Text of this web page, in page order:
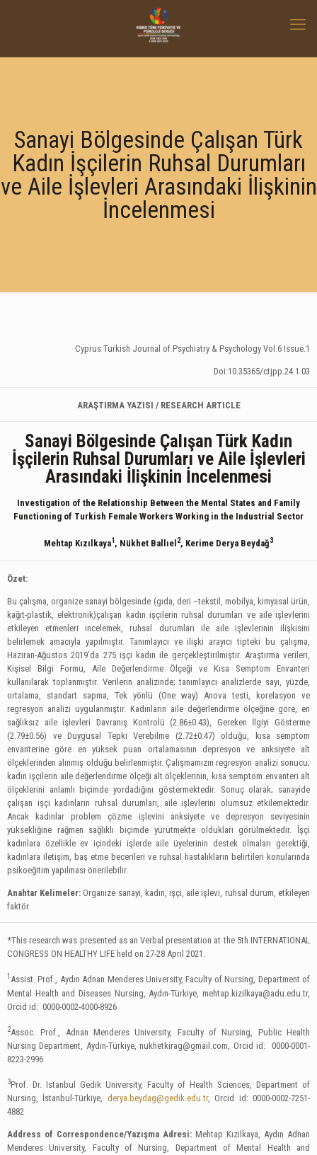
Sanayi Bölgesinde Çalışan Türk
Kadın İşçilerin Ruhsal Durumları
ve Aile İşlevleri Arasındaki İlişkinin
İncelenmesi
Cyprus Turkish Journal of Psychiatry & Psychology Vol.6 Issue.1
Doi:10.35365/ctjpp.24.1.03
ARAŞTIRMA YAZISI / RESEARCH ARTICLE
Sanayi Bölgesinde Çalışan Türk Kadın
İşçilerin Ruhsal Durumları ve Aile İşlevleri
Arasındaki İlişkinin İncelenmesi
Investigation of the Relationship Between the Mental States and Family
Functioning of Turkish Female Workers Working in the Industrial Sector
Mehtap Kızılkaya1, Nükhet Ballıel 2, Kerime Derya Beydağ3
Özet:
Bu çalışma, organize sanayi bölgesinde (gıda, deri –tekstil, mobilya, kimyasal ürün,
kağıt-plastik, elektronik)çalışan kadın işçilerin ruhsal durumları ve aile işlevlerini
etkileyen etmenleri incelemek, ruhsal durumları ile aile işlevlerinin ilişkisini
belirlemek amacıyla yapılmıştır. Tanımlayıcı ve ilişki arayıcı tipteki bu çalışma,
Haziran-Ağustos 2019’da 275 işçi kadın ile gerçekleştirilmiştir. Araştırma verileri,
Kişisel Bilgi Formu, Aile Değerlendirme Ölçeği ve Kısa Semptom Envanteri
kullanılarak toplanmıştır. Verilerin analizinde; tanımlayıcı analizlerde sayı, yüzde,
ortalama, standart sapma, Tek yönlü (One way) Anova testi, korelasyon ve
regresyon analizi uygulanmıştır. Kadınların aile değerlendirme ölçeğine göre, en
sağlıksız aile işlevleri Davranış Kontrolü (2.86±0.43), Gereken İlgiyi Gösterme
(2.79±0.56) ve Duygusal Tepki Verebilme (2.72±0.47) olduğu, kısa semptom
envanterine göre en yüksek puan ortalamasının depresyon ve anksiyete alt
ölçeklerinden alınmış olduğu belirlenmiştir. Çalışmamızın regresyon analizi sonucu;
kadın işçilerin aile değerlendirme ölçeği alt ölçeklerinin, kısa semptom envanteri alt
ölçeklerini anlamlı biçimde yordadığını göstermektedir. Sonuç olarak; sanayide
çalışan işçi kadınların ruhsal durumları, aile işlevlerini olumsuz etkilemektedir.
Ancak kadınlar problem çözme işlevini anksiyete ve depresyon seviyesinin
yüksekliğine rağmen sağlıklı biçimde yürütmekte oldukları görülmektedir. İşçi
kadınlara özellikle ev içindeki işlerde aile üyelerinin destek olmaları gerektiği,
kadınlara iletişim, baş etme becerileri ve ruhsal hastalıkların belirtileri konularında
psikoeğitim yapılması önerilebilir.
Anahtar Kelimeler: Organize sanayi, kadın, işçi, aile işlevi, ruhsal durum, etkileyen
faktör
*This research was presented as an Verbal presentation at the 5th INTERNATIONAL
CONGRESS ON HEALTHY LIFE held on 27-28 April 2021.
1 Assist. Prof., Aydın Adnan Menderes University, Faculty of Nursing, Department of
Mental Health and Diseases Nursing, Aydın-Türkiye, mehtap.kizilkaya@adu.edu.tr,
Orcid id: 0000-0002-4000-8926
2Assoc. Prof., Adnan Menderes University, Faculty of Nursing, Public Health
Nursing Department, Aydın-Türkiye,nukhetkirag@gmail.com , Orcid id: ‪ 0000-0001-
8223-2996
3Prof. Dr. Istanbul Gedik University, Faculty of Health Sciences, Department of
Nursing, İstanbul-Türkiye, derya.beydag@gedik.edu.tr, Orcid id: 0000-0002-7251-
4882
Address of Correspondence/Yazışma Adresi: Mehtap Kızılkaya, Aydın Adnan
Menderes University, Faculty of Nursing, Department of Mental Health and